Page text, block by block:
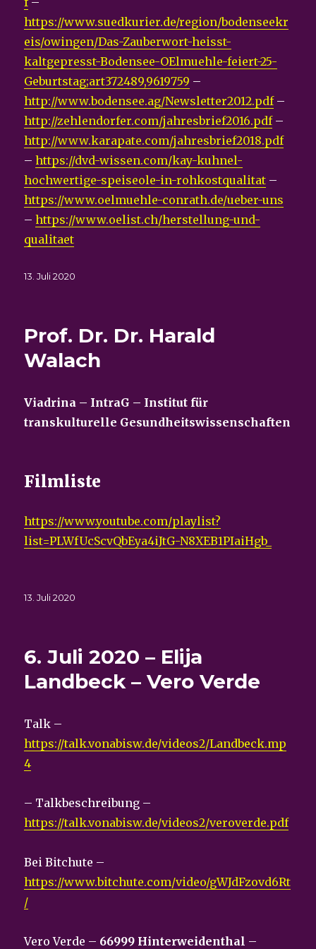
https://www.suedkurier.de/region/bodenseekr
eis/owingen/Das-Zauberwort-heisst-
kaltgepresst-Bodensee-OElmuehle-feiert-25-
Geburtstag;art372489,9619759 –
http://www.bodensee.ag/Newsletter2012.pdf–
http://zehlendorfer.com/jahresbrief2016.pdf–
http://www.karapate.com/jahresbrief2018.pdf
–https://dvd-wissen.com/kay-kuhnel-
hochwertige-speiseole-in-rohkostqualitat –
https://www.oelmuehle-conrath.de/ueber-uns
–https://www.oelist.ch/herstellung-und-
qualitaet
Veröffentlicht
13. Juli 2020
Prof. Dr. Dr. Harald
Walach
Viadrina – IntraG – Institut für
transkulturelle Gesundheitswissenschaften
Filmliste
https://www.youtube.com/playlist?
list=PLWfUcScvQbEya4iJtG-N8XEB1PIaiHgb_
Veröffentlicht
13. Juli 2020
6. Juli 2020 – Elija
Landbeck – Vero Verde
Talk –
https://talk.vonabisw.de/videos2/Landbeck.mp
4
– Talkbeschreibung –
https://talk.vonabisw.de/videos2/veroverde.pdf
Bei Bitchute –
https://www.bitchute.com/video/gWJdFzovd6Rt
/
Vero Verde – 66999 Hinterweidenthal –